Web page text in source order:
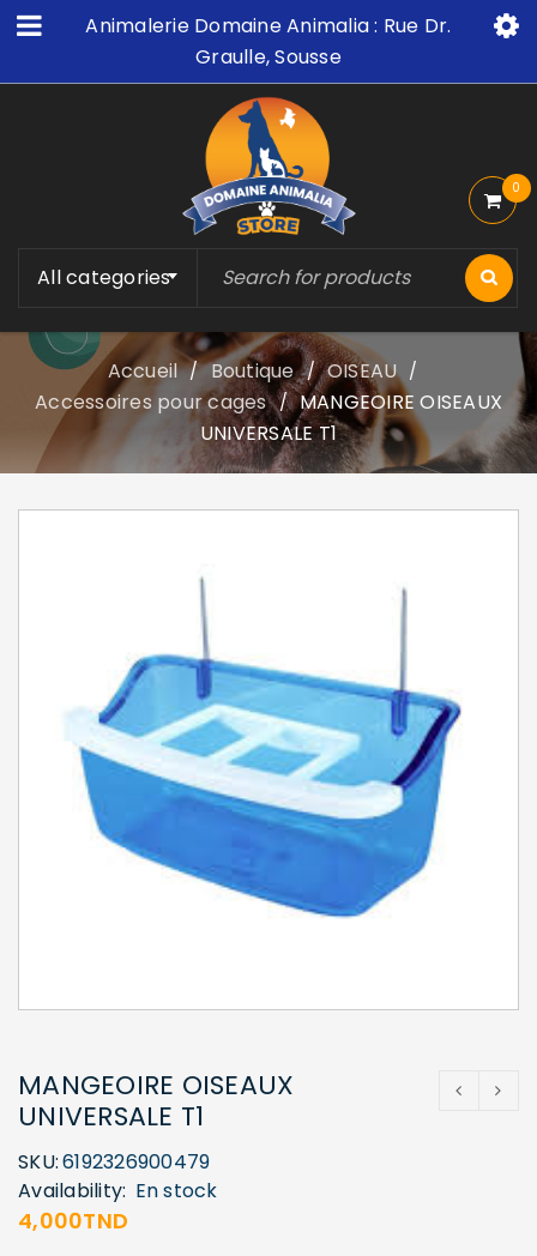
Animalerie Domaine Animalia : Rue Dr.
Graulle, Sousse
All categories
0
Accueil / Boutique / OISEAU /
Accessoires pour cages / MANGEOIRE OISEAUX
UNIVERSALE T1
MANGEOIRE OISEAUX
UNIVERSALE T1
SKU:6192326900479
Availability: En stock
4,000TND